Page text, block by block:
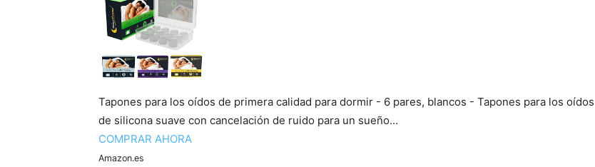
Tapones para los oídos de primera calidad para dormir - 6 pares, blancos - Tapones para los oídos
de silicona suave con cancelación de ruido para un sueño...
COMPRAR AHORA
Amazon.es